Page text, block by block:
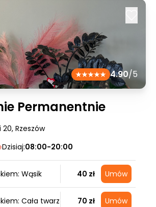
4.90/5
Permanentnie
20, Rzeszów
Dzisiaj:08:00-20:00
Wąsik 40 zł Umów
Cała twarz 70 zł Umów